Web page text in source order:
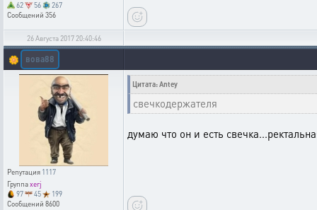
62
56
267
Сообщений 356
26 Августа 2017 20:40:46
🌼 вова88
Репутация 1117
Группаxerj
97
45
199
Сообщений 8600
Цитата: Antey
свечкодержателя
думаю что он и есть